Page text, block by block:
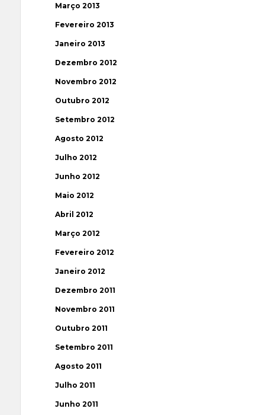
Março 2013
Fevereiro 2013
Janeiro 2013
Dezembro 2012
Novembro 2012
Outubro 2012
Setembro 2012
Agosto 2012
Julho 2012
Junho 2012
Maio 2012
Abril 2012
Março 2012
Fevereiro 2012
Janeiro 2012
Dezembro 2011
Novembro 2011
Outubro 2011
Setembro 2011
Agosto 2011
Julho 2011
Junho 2011